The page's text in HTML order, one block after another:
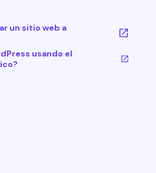
un sitio web a
usando el